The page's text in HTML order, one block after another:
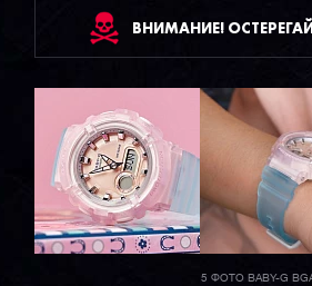
ВНИМАНИЕ!
5 ФОТО BABY-G